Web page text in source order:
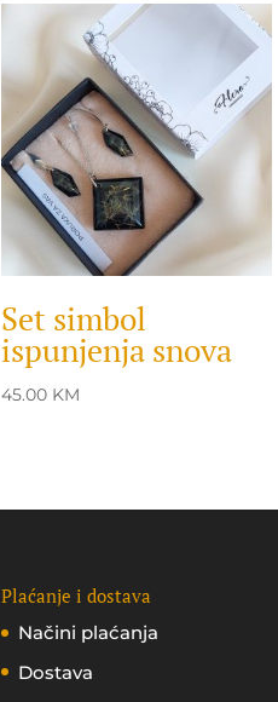
Set simbol
ispunjenja snova
45.00 KM
Plaćanje i dostava
Načini plaćanja
Dostava